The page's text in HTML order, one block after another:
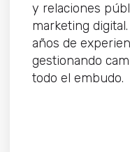
y relaciones
marketing
años de
gestionando
todo el embudo.